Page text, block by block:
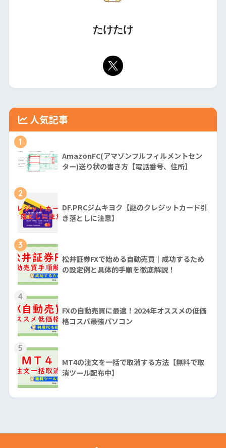
たけたけ
人気記事
1
AmazonFC(アマゾンフルフィルメントセン
ター)送り状の書き方【電話番号、住所】
2
DF.PRCジムキヨク【謎のクレジットカード引
き落としに注意】
3
松井証券FXで始める自動売買｜成功するため
の設定例と具体的手順を徹底解説！
4
FXの自動売買に最適！2024年オススメの低価
格コスパ最強パソコン
5
MT4の注文を一括で取消する方法【無料で取
消ツール配布中】